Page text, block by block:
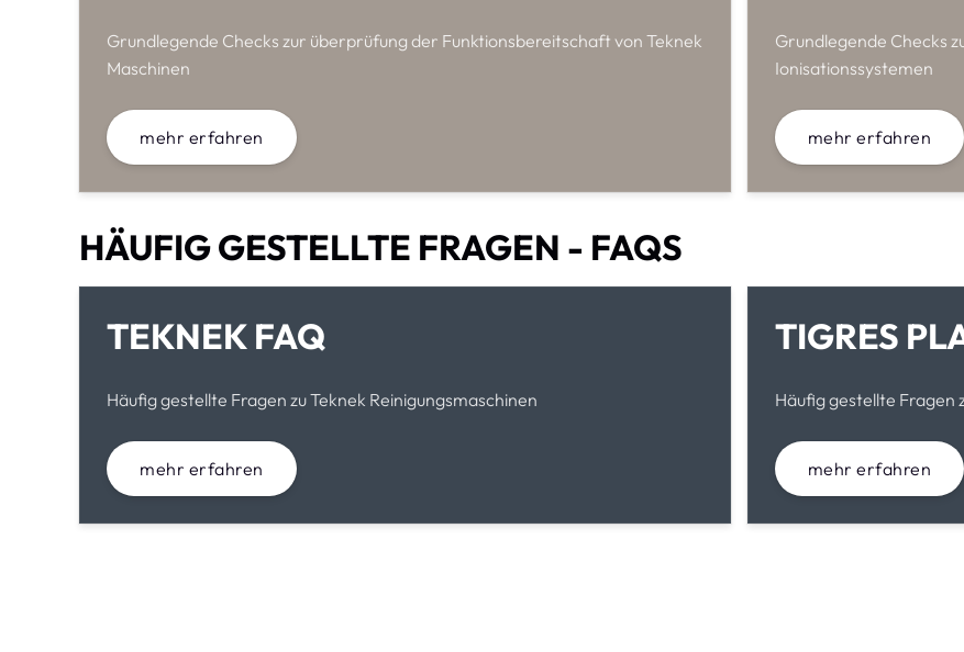
Grundlegende Checks zur überprüfung der Funktionsbereitschaft von Teknek
Maschinen
mehr erfahren
Grundlegende Checks
Ionisationssystemen
mehr erfahren
HÄUFIG GESTELLTE FRAGEN - FAQS
TEKNEK FAQ
Häufig gestellte Fragen zu Teknek Reinigungsmaschinen
mehr erfahren
TIGRES
Häufig gestellte Fragen
mehr erfahren